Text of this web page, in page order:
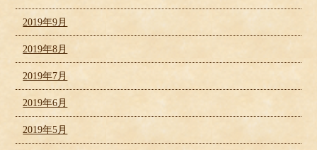
2019年9月
2019年8月
2019年7月
2019年6月
2019年5月